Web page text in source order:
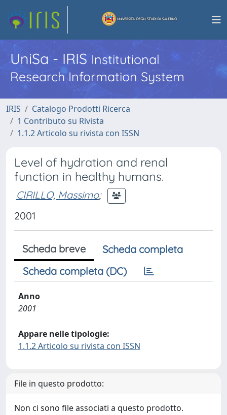
UniSa - IRISInstitutional
Research Information System
IRIS
Catalogo Prodotti Ricerca
1 Contributo su Rivista
1.1.2 Articolo su rivista con ISSN
Level of hydration and renal
function in healthy humans.
CIRILLO, Massimo;
2001
Scheda breve
Scheda completa
Scheda completa (DC)
Anno
2001
Appare nelle tipologie:
1.1.2 Articolo su rivista con ISSN
File in questo prodotto:
Non ci sono file associati a questo prodotto.